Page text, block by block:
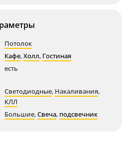
Потолок
Кафе,Холл, Гостиная
есть
Светодиодные, Накаливания,
КЛЛ
Большие,Свеча, подсвечник